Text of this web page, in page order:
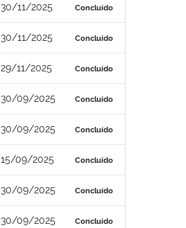
30/11/2025 Concluído
30/11/2025 Concluído
29/11/2025 Concluído
30/09/2025 Concluído
30/09/2025 Concluído
15/09/2025 Concluído
30/09/2025 Concluído
30/09/2025 Concluído